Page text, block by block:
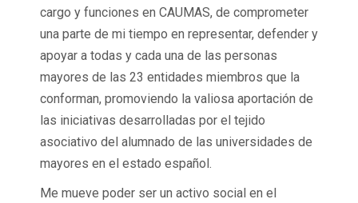
cargo y funciones en CAUMAS, de comprometer
una parte de mi tiempo en representar, defender y
apoyar a todas y cada una de las personas
mayores de las 23 entidades miembros que la
conforman, promoviendo la valiosa aportación de
las iniciativas desarrolladas por el tejido
asociativo del alumnado de las universidades de
mayores en el estado español.
Me mueve poder ser un activo social en el